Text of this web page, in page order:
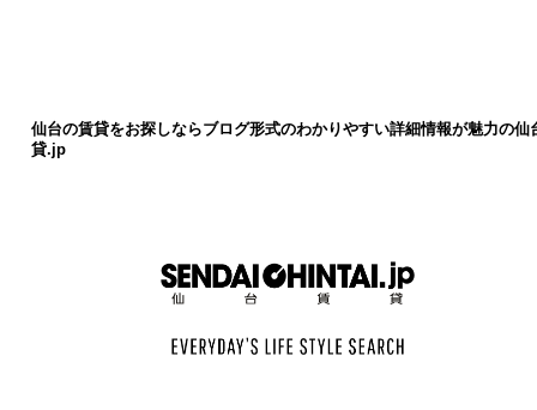
仙台の賃貸をお探しならブログ形式のわかりやすい詳細情報が魅力の仙
貸.jp